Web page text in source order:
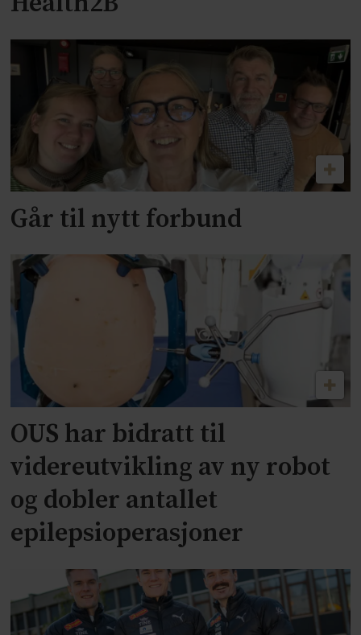
Går til nytt forbund
OUS har bidratt til
videreutvikling av ny robot
og dobler antallet
epilepsioperasjoner